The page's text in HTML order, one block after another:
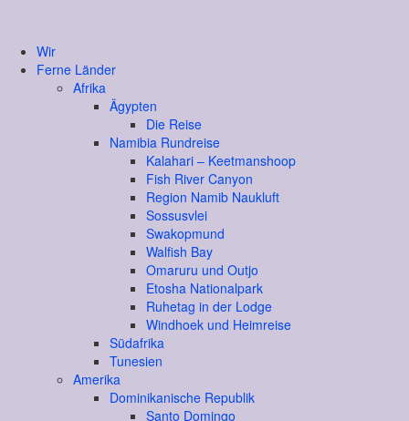
Wir
Ferne Länder
Afrika
Ägypten
Die Reise
Namibia Rundreise
Kalahari – Keetmanshoop
Fish River Canyon
Region Namib Naukluft
Sossusvlei
Swakopmund
Walfish Bay
Omaruru und Outjo
Etosha Nationalpark
Ruhetag in der Lodge
Windhoek und Heimreise
Südafrika
Tunesien
Amerika
Dominikanische Republik
Santo Domingo